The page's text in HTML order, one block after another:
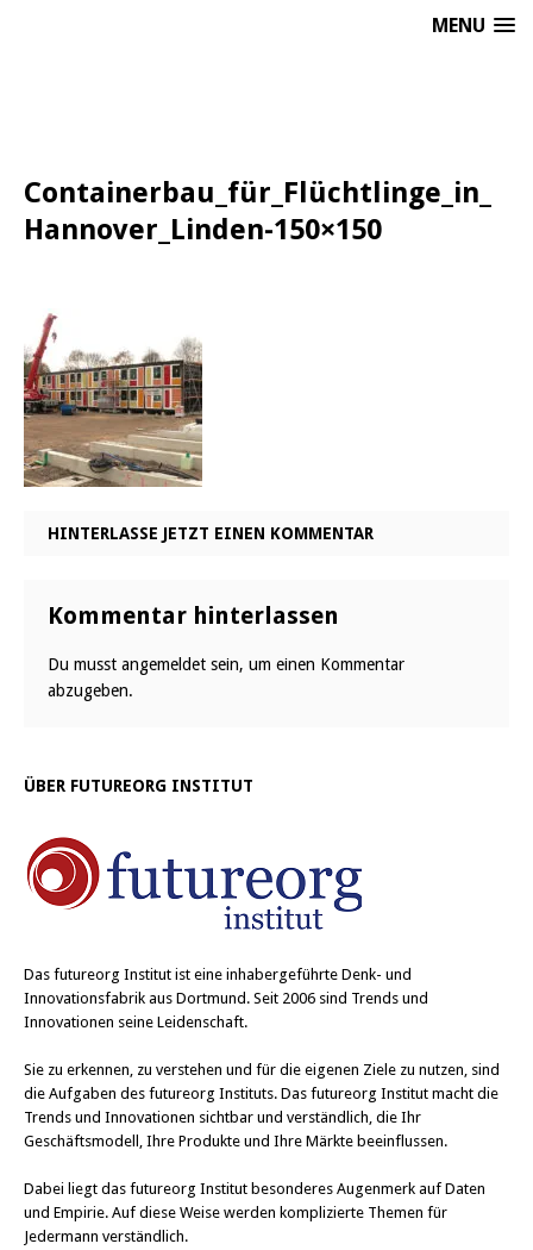
MENU
Containerbau_für_Flüchtlinge_in_
Hannover_Linden-150×150
HINTERLASSE JETZT EINEN KOMMENTAR
Kommentar hinterlassen
Du musst angemeldet sein, um einen Kommentar
abzugeben.
ÜBER FUTUREORG INSTITUT
Das futureorg Institut ist eine inhabergeführte Denk- und
Innovationsfabrik aus Dortmund. Seit 2006 sind Trends und
Innovationen seine Leidenschaft.
Sie zu erkennen, zu verstehen und für die eigenen Ziele zu nutzen, sind
die Aufgaben des futureorg Instituts. Das futureorg Institut macht die
Trends und Innovationen sichtbar und verständlich, die Ihr
Geschäftsmodell, Ihre Produkte und Ihre Märkte beeinflussen.
Dabei liegt das futureorg Institut besonderes Augenmerk auf Daten
und Empirie. Auf diese Weise werden komplizierte Themen für
Jedermann verständlich.